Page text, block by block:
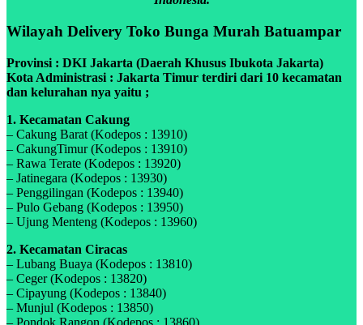
Wilayah Delivery Toko Bunga Murah Batuampar
Provinsi : DKI Jakarta (Daerah Khusus Ibukota Jakarta)
Kota Administrasi : Jakarta Timur terdiri dari 10 kecamatan
dan kelurahan nya yaitu ;
1. Kecamatan Cakung
– Cakung Barat (Kodepos : 13910)
– CakungTimur (Kodepos : 13910)
– Rawa Terate (Kodepos : 13920)
– Jatinegara (Kodepos : 13930)
– Penggilingan (Kodepos : 13940)
– Pulo Gebang (Kodepos : 13950)
– Ujung Menteng (Kodepos : 13960)
2. Kecamatan Ciracas
– Lubang Buaya (Kodepos : 13810)
– Ceger (Kodepos : 13820)
– Cipayung (Kodepos : 13840)
– Munjul (Kodepos : 13850)
– Pondok Rangon (Kodepos : 13860)